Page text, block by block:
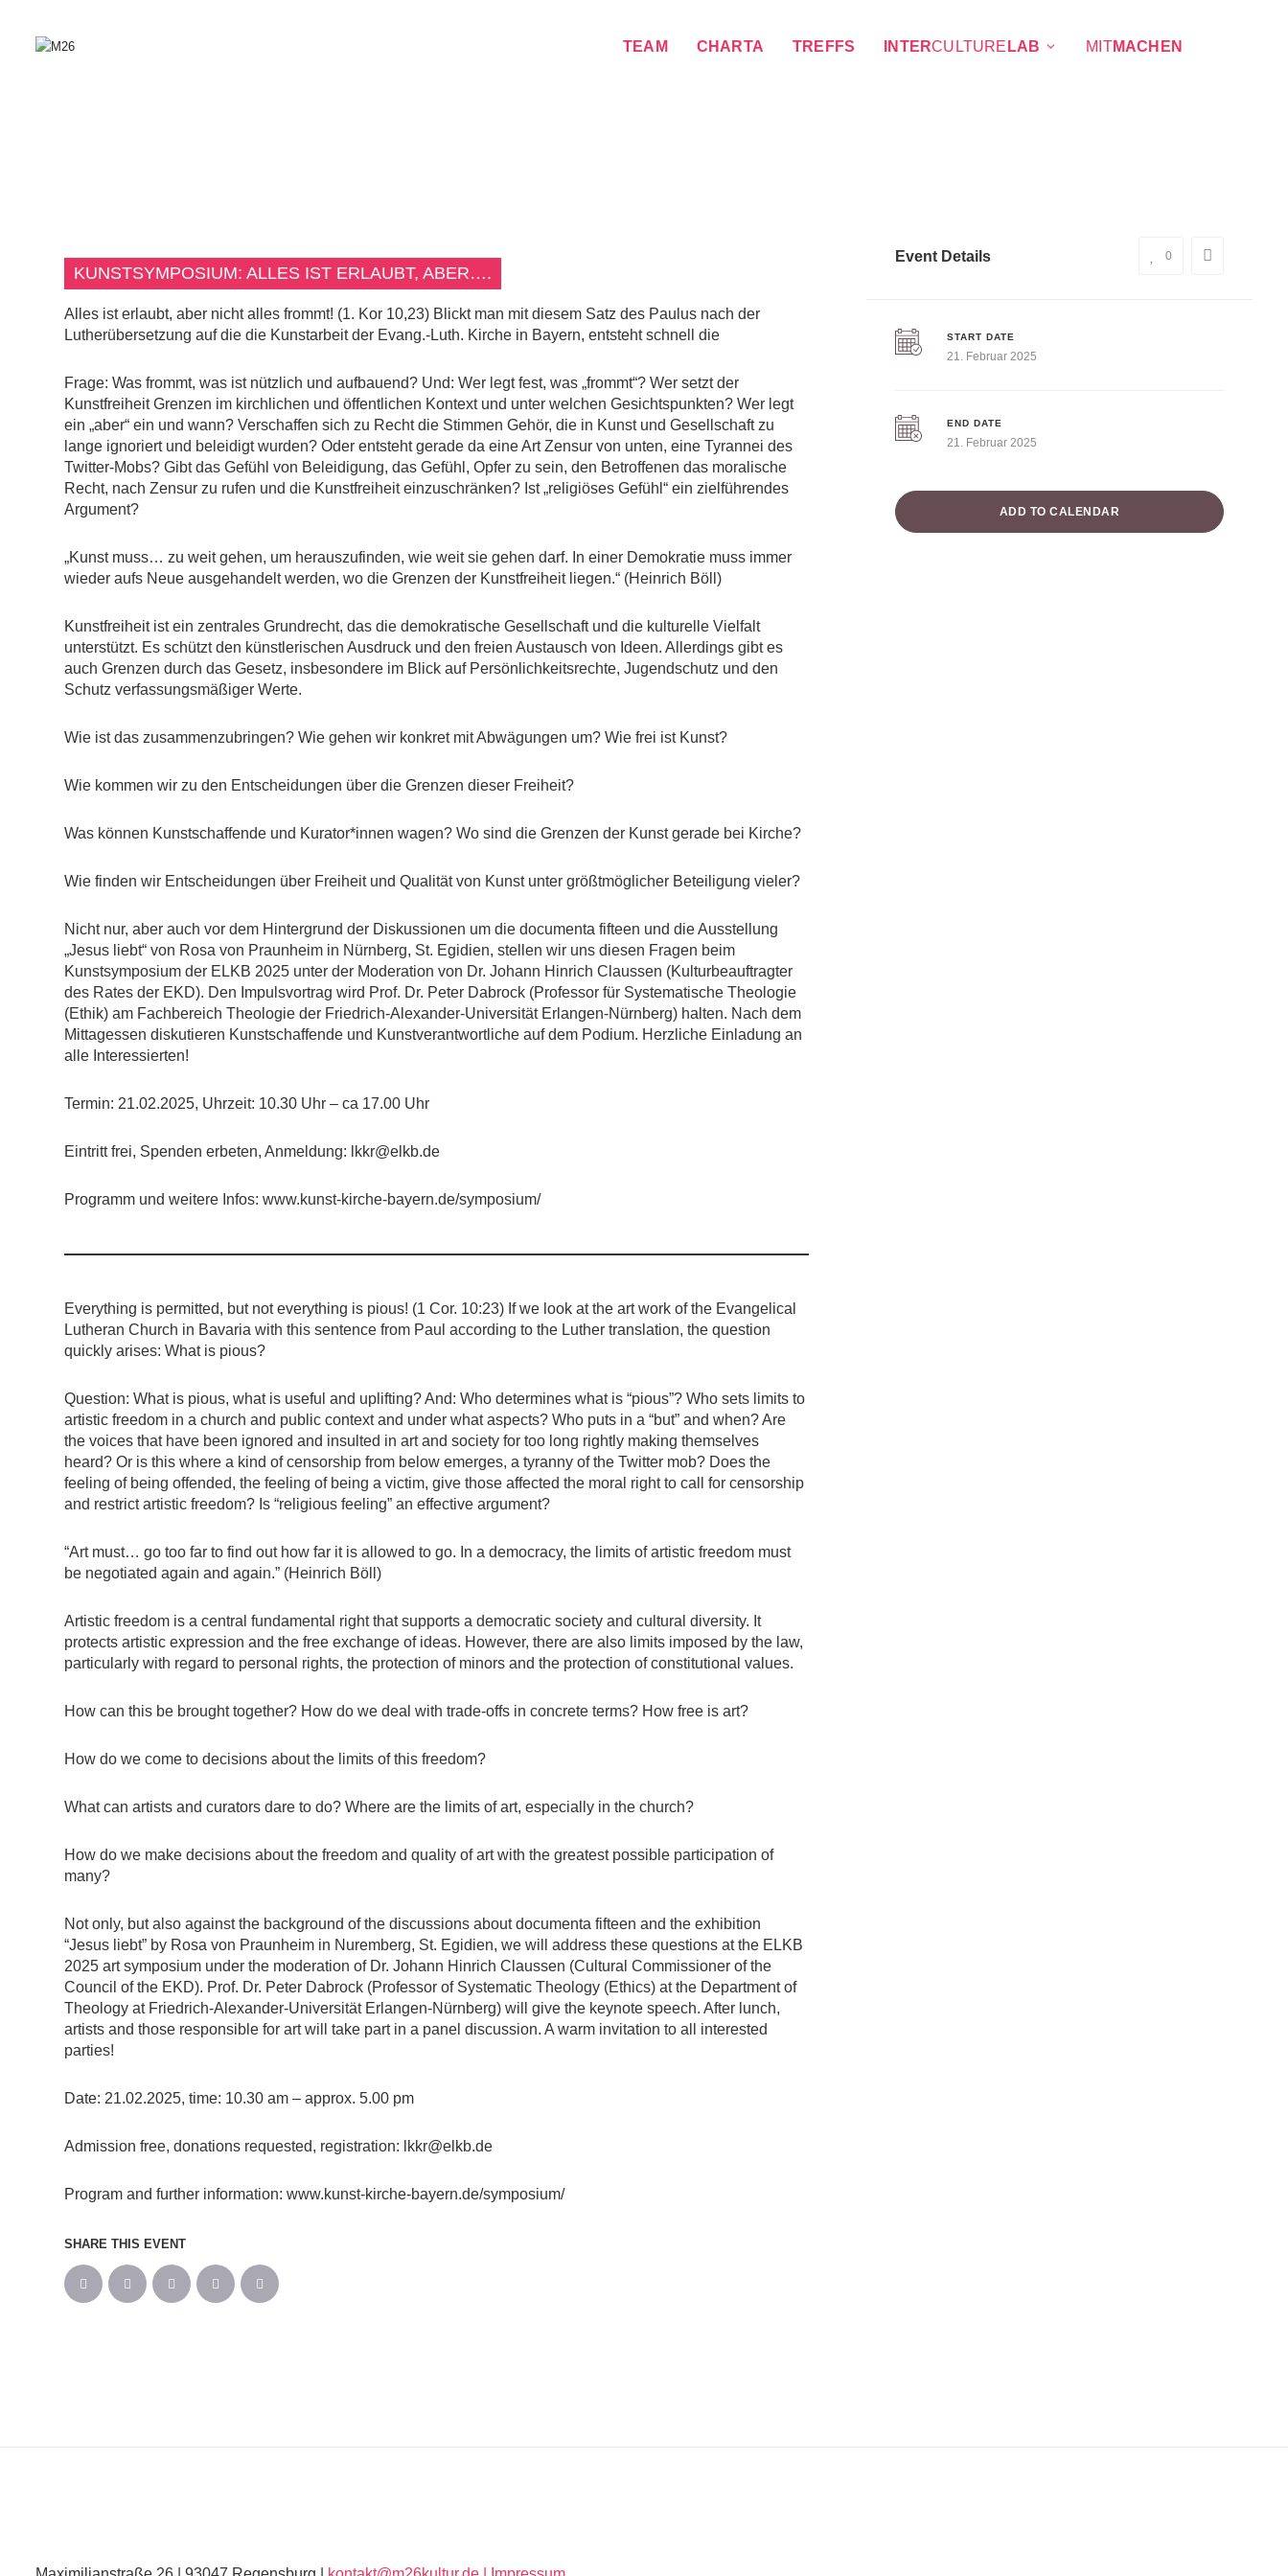
TEAM CHARTA TREFFS INTERCULTURE LAB MITMACHEN
KUNSTSYMPOSIUM: ALLES IST ERLAUBT, ABER….
Alles ist erlaubt, aber nicht alles frommt! (1. Kor 10,23) Blickt man mit diesem Satz des Paulus nach der
Lutherübersetzung auf die die Kunstarbeit der Evang.-Luth. Kirche in Bayern, entsteht schnell die
Frage: Was frommt, was ist nützlich und aufbauend? Und: Wer legt fest, was „frommt“? Wer setzt der
Kunstfreiheit Grenzen im kirchlichen und öffentlichen Kontext und unter welchen Gesichtspunkten? Wer legt
ein „aber“ ein und wann? Verschaffen sich zu Recht die Stimmen Gehör, die in Kunst und Gesellschaft zu
lange ignoriert und beleidigt wurden? Oder entsteht gerade da eine Art Zensur von unten, eine Tyrannei des
Twitter-Mobs? Gibt das Gefühl von Beleidigung, das Gefühl, Opfer zu sein, den Betroffenen das moralische
Recht, nach Zensur zu rufen und die Kunstfreiheit einzuschränken? Ist „religiöses Gefühl“ ein zielführendes
Argument?
„Kunst muss… zu weit gehen, um herauszufinden, wie weit sie gehen darf. In einer Demokratie muss immer
wieder aufs Neue ausgehandelt werden, wo die Grenzen der Kunstfreiheit liegen.“ (Heinrich Böll)
Kunstfreiheit ist ein zentrales Grundrecht, das die demokratische Gesellschaft und die kulturelle Vielfalt
unterstützt. Es schützt den künstlerischen Ausdruck und den freien Austausch von Ideen. Allerdings gibt es
auch Grenzen durch das Gesetz, insbesondere im Blick auf Persönlichkeitsrechte, Jugendschutz und den
Schutz verfassungsmäßiger Werte.
Wie ist das zusammenzubringen? Wie gehen wir konkret mit Abwägungen um? Wie frei ist Kunst?
Wie kommen wir zu den Entscheidungen über die Grenzen dieser Freiheit?
Was können Kunstschaffende und Kurator*innen wagen? Wo sind die Grenzen der Kunst gerade bei Kirche?
Wie finden wir Entscheidungen über Freiheit und Qualität von Kunst unter größtmöglicher Beteiligung vieler?
Nicht nur, aber auch vor dem Hintergrund der Diskussionen um die documenta fifteen und die Ausstellung
„Jesus liebt“ von Rosa von Praunheim in Nürnberg, St. Egidien, stellen wir uns diesen Fragen beim
Kunstsymposium der ELKB 2025 unter der Moderation von Dr. Johann Hinrich Claussen (Kulturbeauftragter
des Rates der EKD). Den Impulsvortrag wird Prof. Dr. Peter Dabrock (Professor für Systematische Theologie
(Ethik) am Fachbereich Theologie der Friedrich-Alexander-Universität Erlangen-Nürnberg) halten. Nach dem
Mittagessen diskutieren Kunstschaffende und Kunstverantwortliche auf dem Podium. Herzliche Einladung an
alle Interessierten!
Termin: 21.02.2025, Uhrzeit: 10.30 Uhr – ca 17.00 Uhr
Eintritt frei, Spenden erbeten, Anmeldung: lkkr@elkb.de
Programm und weitere Infos: www.kunst-kirche-bayern.de/symposium/
Everything is permitted, but not everything is pious! (1 Cor. 10:23) If we look at the art work of the Evangelical
Lutheran Church in Bavaria with this sentence from Paul according to the Luther translation, the question
quickly arises: What is pious?
Question: What is pious, what is useful and uplifting? And: Who determines what is “pious”? Who sets limits to
artistic freedom in a church and public context and under what aspects? Who puts in a “but” and when? Are
the voices that have been ignored and insulted in art and society for too long rightly making themselves
heard? Or is this where a kind of censorship from below emerges, a tyranny of the Twitter mob? Does the
feeling of being offended, the feeling of being a victim, give those affected the moral right to call for censorship
and restrict artistic freedom? Is “religious feeling” an effective argument?
“Art must… go too far to find out how far it is allowed to go. In a democracy, the limits of artistic freedom must
be negotiated again and again.” (Heinrich Böll)
Artistic freedom is a central fundamental right that supports a democratic society and cultural diversity. It
protects artistic expression and the free exchange of ideas. However, there are also limits imposed by the law,
particularly with regard to personal rights, the protection of minors and the protection of constitutional values.
How can this be brought together? How do we deal with trade-offs in concrete terms? How free is art?
How do we come to decisions about the limits of this freedom?
What can artists and curators dare to do? Where are the limits of art, especially in the church?
How do we make decisions about the freedom and quality of art with the greatest possible participation of
many?
Not only, but also against the background of the discussions about documenta fifteen and the exhibition
“Jesus liebt” by Rosa von Praunheim in Nuremberg, St. Egidien, we will address these questions at the ELKB
2025 art symposium under the moderation of Dr. Johann Hinrich Claussen (Cultural Commissioner of the
Council of the EKD). Prof. Dr. Peter Dabrock (Professor of Systematic Theology (Ethics) at the Department of
Theology at Friedrich-Alexander-Universität Erlangen-Nürnberg) will give the keynote speech. After lunch,
artists and those responsible for art will take part in a panel discussion. A warm invitation to all interested
parties!
Date: 21.02.2025, time: 10.30 am – approx. 5.00 pm
Admission free, donations requested, registration: lkkr@elkb.de
Program and further information: www.kunst-kirche-bayern.de/symposium/
SHARE THIS EVENT
Event Details 0
START DATE
21. Februar 2025
END DATE
21. Februar 2025
ADD TO CALENDAR